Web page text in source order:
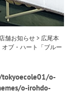
店舗お知らせ > 広尾本
ブ・ハート「ブルー
o-
o-irohdo-